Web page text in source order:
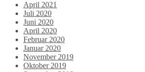
April 2021
Juli 2020
Juni 2020
April 2020
Februar 2020
Januar 2020
November 2019
Oktober 2019